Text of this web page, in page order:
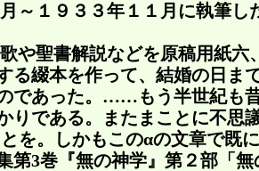
～１９３３年１１月に執筆し
や聖書解説などを原稿用紙六
る綴本を作って、結婚の日ま
であった。……もう半世紀も
である。またまことに不思
を。しかもこのαの文章で既
第3巻『無の神学』第２部「無